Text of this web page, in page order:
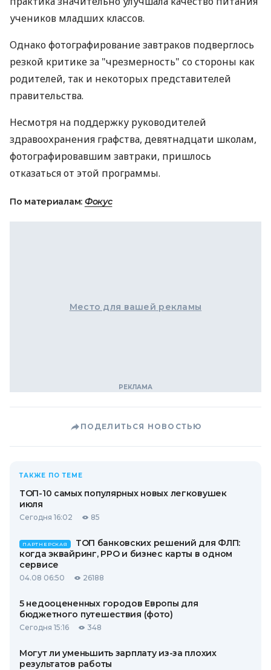
учеников младших классов.
Однако фотографирование завтраков подверглось
резкой критике за "чрезмерность" со стороны как
родителей, так и некоторых представителей
правительства.
Несмотря на поддержку руководителей
здравоохранения графства, девятнадцати школам,
фотографировавшим завтраки, пришлось
отказаться от этой программы.
По материалам: Фокус
Место для вашей рекламы
ПОДЕЛИТЬСЯ НОВОСТЬЮ
ТАКЖЕ ПО ТЕМЕ
ТОП-10 самых популярных новых легковушек
июля
Сегодня 16:02 85
ПАРТНЕРСКАЯ
ТОП банковских решений для ФЛП:
когда эквайринг, РРО и бизнес карты в одном
сервисе
04.08 06:50 26188
5 недооцененных городов Европы для
бюджетного путешествия (фото)
Сегодня 15:16 348
Могут ли уменьшить зарплату из-за плохих
результатов работы